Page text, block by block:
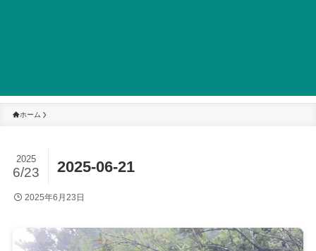
ホーム
2025-06-21
2025
6/23
2025年6月23日